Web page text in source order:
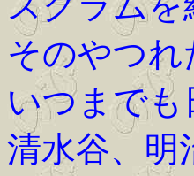
そのやつ
いつまで
清水谷、